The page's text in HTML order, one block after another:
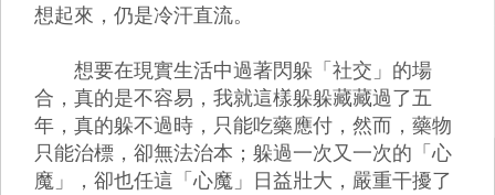
想起來，仍是冷汗直流。
想要在現實生活中過著閃躲「社交」的場
合，真的是不容易，我就這樣躲躲藏藏過了五
年，真的躲不過時，只能吃藥應付，然而，藥物
只能治標，卻無法治本；躲過一次又一次的「心
魔」，卻也任這「心魔」日益壯大，嚴重干擾了